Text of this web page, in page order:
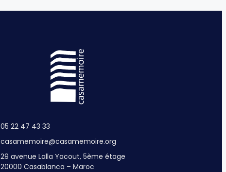
05 22 47 43 33
casamemoire@casamemoire.org
29 avenue Lalla Yacout, 5ème étage
20000 Casablanca – Maroc